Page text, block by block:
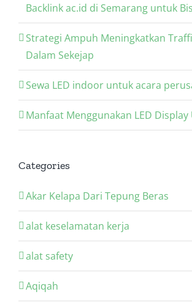
Backlink ac.id di Semarang untuk
Strategi Ampuh Meningkatkan
Dalam Sekejap
Sewa LED indoor untuk acara
Manfaat Menggunakan LED
Categories
Akar Kelapa Dari Tepung Beras
alat keselamatan kerja
alat safety
Aqiqah